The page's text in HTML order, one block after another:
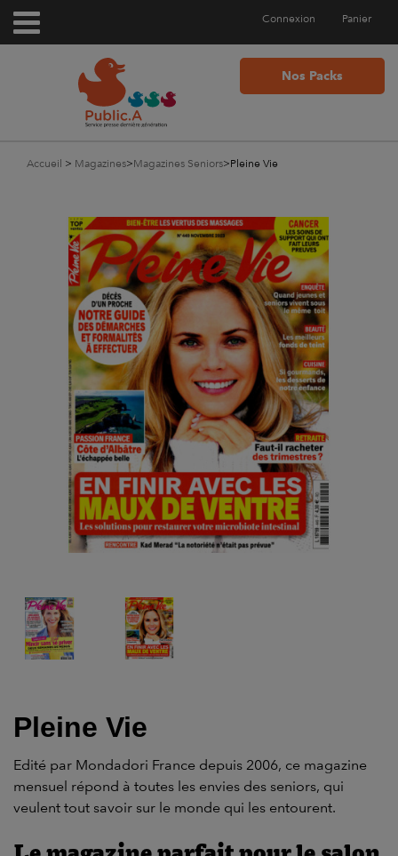
Panier
Connexion
Nos Packs
Accueil > Magazines>Magazines Seniors>Pleine Vie
Pleine Vie
Edité par Mondadori France depuis 2006, ce magazine
mensuel répond à toutes les envies des seniors, qui
veulent tout savoir sur le monde qui les entourent.